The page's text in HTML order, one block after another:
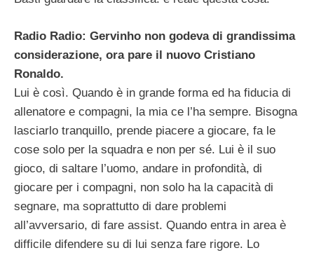
Radio Radio: Gervinho non godeva di grandissima
considerazione, ora pare il nuovo Cristiano
Ronaldo.
Lui è così. Quando è in grande forma ed ha fiducia di
allenatore e compagni, la mia ce l’ha sempre. Bisogna
lasciarlo tranquillo, prende piacere a giocare, fa le
cose solo per la squadra e non per sé. Lui è il suo
gioco, di saltare l’uomo, andare in profondità, di
giocare per i compagni, non solo ha la capacità di
segnare, ma soprattutto di dare problemi
all’avversario, di fare assist. Quando entra in area è
difficile difendere su di lui senza fare rigore. Lo